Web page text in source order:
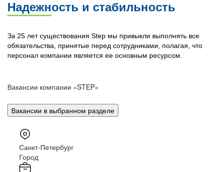
Надежность и стабильность
За 25 лет существования Step мы привыкли выполнять все
обязательства, принятые перед сотрудниками, полагая, что
персонал компании является ее основным ресурсом.
Вакансии компании «STEP»
Вакансии в выбранном разделе
Санкт-Петербург
Город